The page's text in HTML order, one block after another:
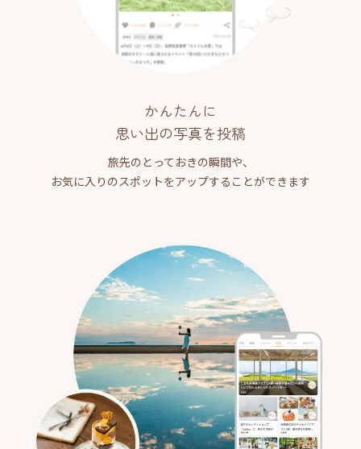
かんたんに
思い出の写真を投稿
旅先のとっておきの瞬間や、
お気に入りのスポットをアップすることができます